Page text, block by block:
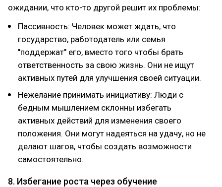
ожидании, что кто-то другой решит их проблемы:
Пассивность: Человек может ждать, что
государство, работодатель или семья
"поддержат" его, вместо того чтобы брать
ответственность за свою жизнь. Они не ищут
активных путей для улучшения своей ситуации.
Нежелание принимать инициативу: Люди с
бедным мышлением склонны избегать
активных действий для изменения своего
положения. Они могут надеяться на удачу, но не
делают шагов, чтобы создать возможности
самостоятельно.
8. Избегание роста через обучение